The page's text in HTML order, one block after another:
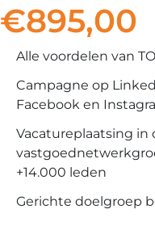
€895,00
Alle voordelen van
Campagne op
Facebook en
Vacatureplaatsing in
+14.000 leden
Gerichte doelgroep